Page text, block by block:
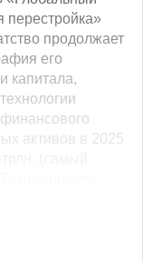
перестройка»
продолжает
его
капитала,
активов в 2025